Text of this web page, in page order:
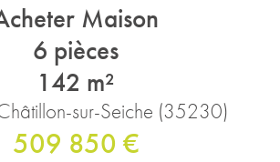
Maison
6 pièces
142 m²
sur-Seiche (35230)
509 850 €